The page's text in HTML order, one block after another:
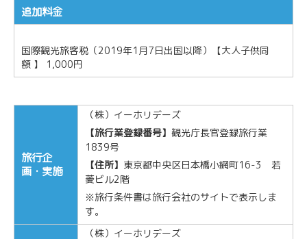
追加料金
国際観光旅客税（2019年1月7日出国以降）【大人子供同
額 】 1,000円
旅行企
画・実施
（株）イーホリデーズ
【旅行業登録番号】 観光庁長官登録旅行業
1839号
【住所】 東京都中央区日本橋小網町16-3 若
菱ビル2階
※旅行条件書は旅行会社のサイトで表示しま
す。
（株）イーホリデーズ